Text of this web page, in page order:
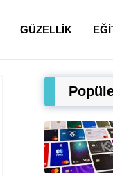
GÜZELLIK